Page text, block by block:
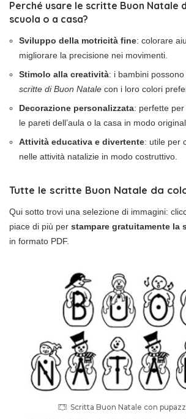
Perché usare le scritte Buon Natale
scuola o a casa?
Sviluppo della motricità fine: colorare
migliorare la precisione nei movimenti.
Stimolo alla creatività: i bambini
scritte di Buon Natale con i loro colori
Decorazione personalizzata: perfette per
le pareti dell’aula o la casa in modo
Attività educativa e divertente: utile per
nelle attività natalizie in modo costruttivo.
Tutte le scritte Buon Natale da
Qui sotto trovi una selezione di immagini:
piace di più per stampare gratuitamente la
in formato PDF.
Scritta Buon Natale con